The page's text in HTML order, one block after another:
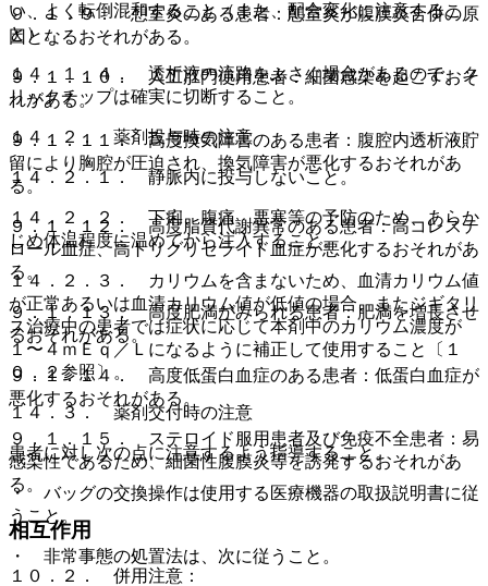
い、よく転倒混和すること（また、配合変化に注意するこ
と）。
１４．１．４． 透析液の流路をふさぐ場合があるので、ク
リックチップは確実に切断すること。
１４．２． 薬剤投与時の注意
１４．２．１． 静脈内に投与しないこと。
１４．２．２． 下痢、腹痛、悪寒等の予防のため、あらか
じめ体温程度に温めてから注入すること。
１４．２．３． カリウムを含まないため、血清カリウム値
が正常あるいは血清カリウム値が低値の場合、またジギタリ
ス治療中の患者では症状に応じて本剤中のカリウム濃度が
１〜４ｍＥｑ／Ｌになるように補正して使用すること〔１
０．２参照〕。
１４．３． 薬剤交付時の注意
患者に対し次の点に注意するよう指導すること。
・ バッグの交換操作は使用する医療機器の取扱説明書に従
うこと。
・ 非常事態の処置法は、次に従うこと。
９．１．９． 憩室炎のある患者：憩室炎が腹膜炎合併の原
因となるおそれがある。
９．１．１０． 人工肛門使用患者：細菌感染を起こすおそ
れがある。
９．１．１１． 高度換気障害のある患者：腹腔内透析液貯
留により胸腔が圧迫され、換気障害が悪化するおそれがあ
る。
９．１．１２． 高度脂質代謝異常のある患者：高コレステ
ロール血症、高トリグリセライド血症が悪化するおそれがあ
る。
９．１．１３． 高度肥満がみられる患者：肥満を増長させ
るおそれがある。
９．１．１４． 高度低蛋白血症のある患者：低蛋白血症が
悪化するおそれがある。
９．１．１５． ステロイド服用患者及び免疫不全患者：易
感染性であるため、細菌性腹膜炎等を誘発するおそれがあ
る。
相互作用
１０．２． 併用注意：